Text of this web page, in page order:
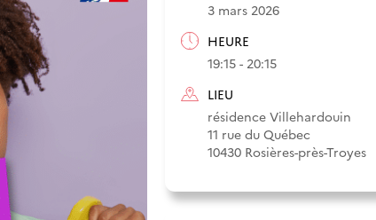
3 mars 2026
HEURE
19:15 - 20:15
LIEU
résidence Villehardouin
11 rue du Québec
10430 Rosières-près-Troyes